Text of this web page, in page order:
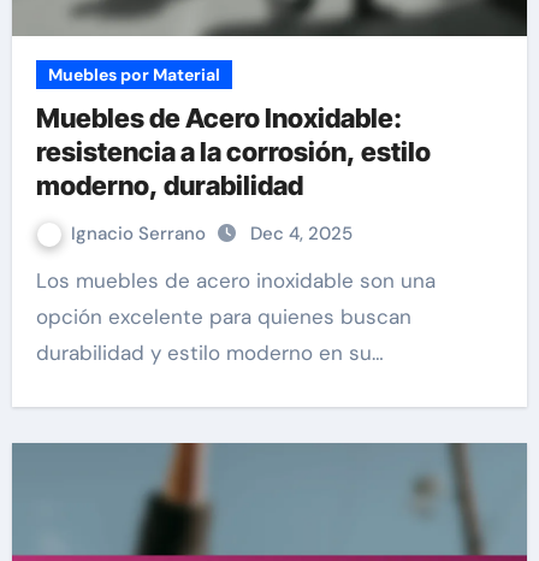
Muebles por Material
Muebles de Acero Inoxidable:
resistencia a la corrosión, estilo
moderno, durabilidad
Ignacio Serrano Dec 4, 2025
Los muebles de acero inoxidable son una
opción excelente para quienes buscan
durabilidad y estilo moderno en su…